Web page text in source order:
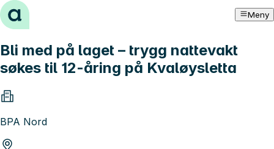
Hopp til innhold Meny
Bli med på laget – trygg nattevakt
søkes til 12-åring på Kvaløysletta
BPA Nord